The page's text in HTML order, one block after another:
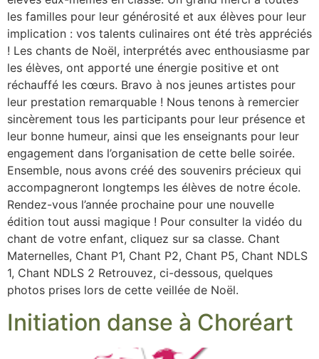
les familles pour leur générosité et aux élèves pour leur
implication : vos talents culinaires ont été très appréciés
! Les chants de Noël, interprétés avec enthousiasme par
les élèves, ont apporté une énergie positive et ont
réchauffé les cœurs. Bravo à nos jeunes artistes pour
leur prestation remarquable ! Nous tenons à remercier
sincèrement tous les participants pour leur présence et
leur bonne humeur, ainsi que les enseignants pour leur
engagement dans l’organisation de cette belle soirée.
Ensemble, nous avons créé des souvenirs précieux qui
accompagneront longtemps les élèves de notre école.
Rendez-vous l’année prochaine pour une nouvelle
édition tout aussi magique ! Pour consulter la vidéo du
chant de votre enfant, cliquez sur sa classe. Chant
Maternelles, Chant P1, Chant P2, Chant P5, Chant NDLS
1, Chant NDLS 2 Retrouvez, ci-dessous, quelques
photos prises lors de cette veillée de Noël.
Initiation danse à Choréart